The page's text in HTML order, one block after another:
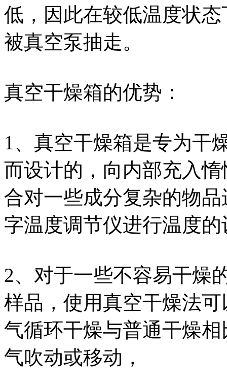
低，因此在较低温度状
被真空泵抽走。
真空干燥箱的优势：
1、真空干燥箱是专为干
而设计的，向内部充入
合对一些成分复杂的物
字温度调节仪进行温度
2、对于一些不容易干燥
样品，使用真空干燥法
气循环干燥与普通干燥
气吹动或移动，